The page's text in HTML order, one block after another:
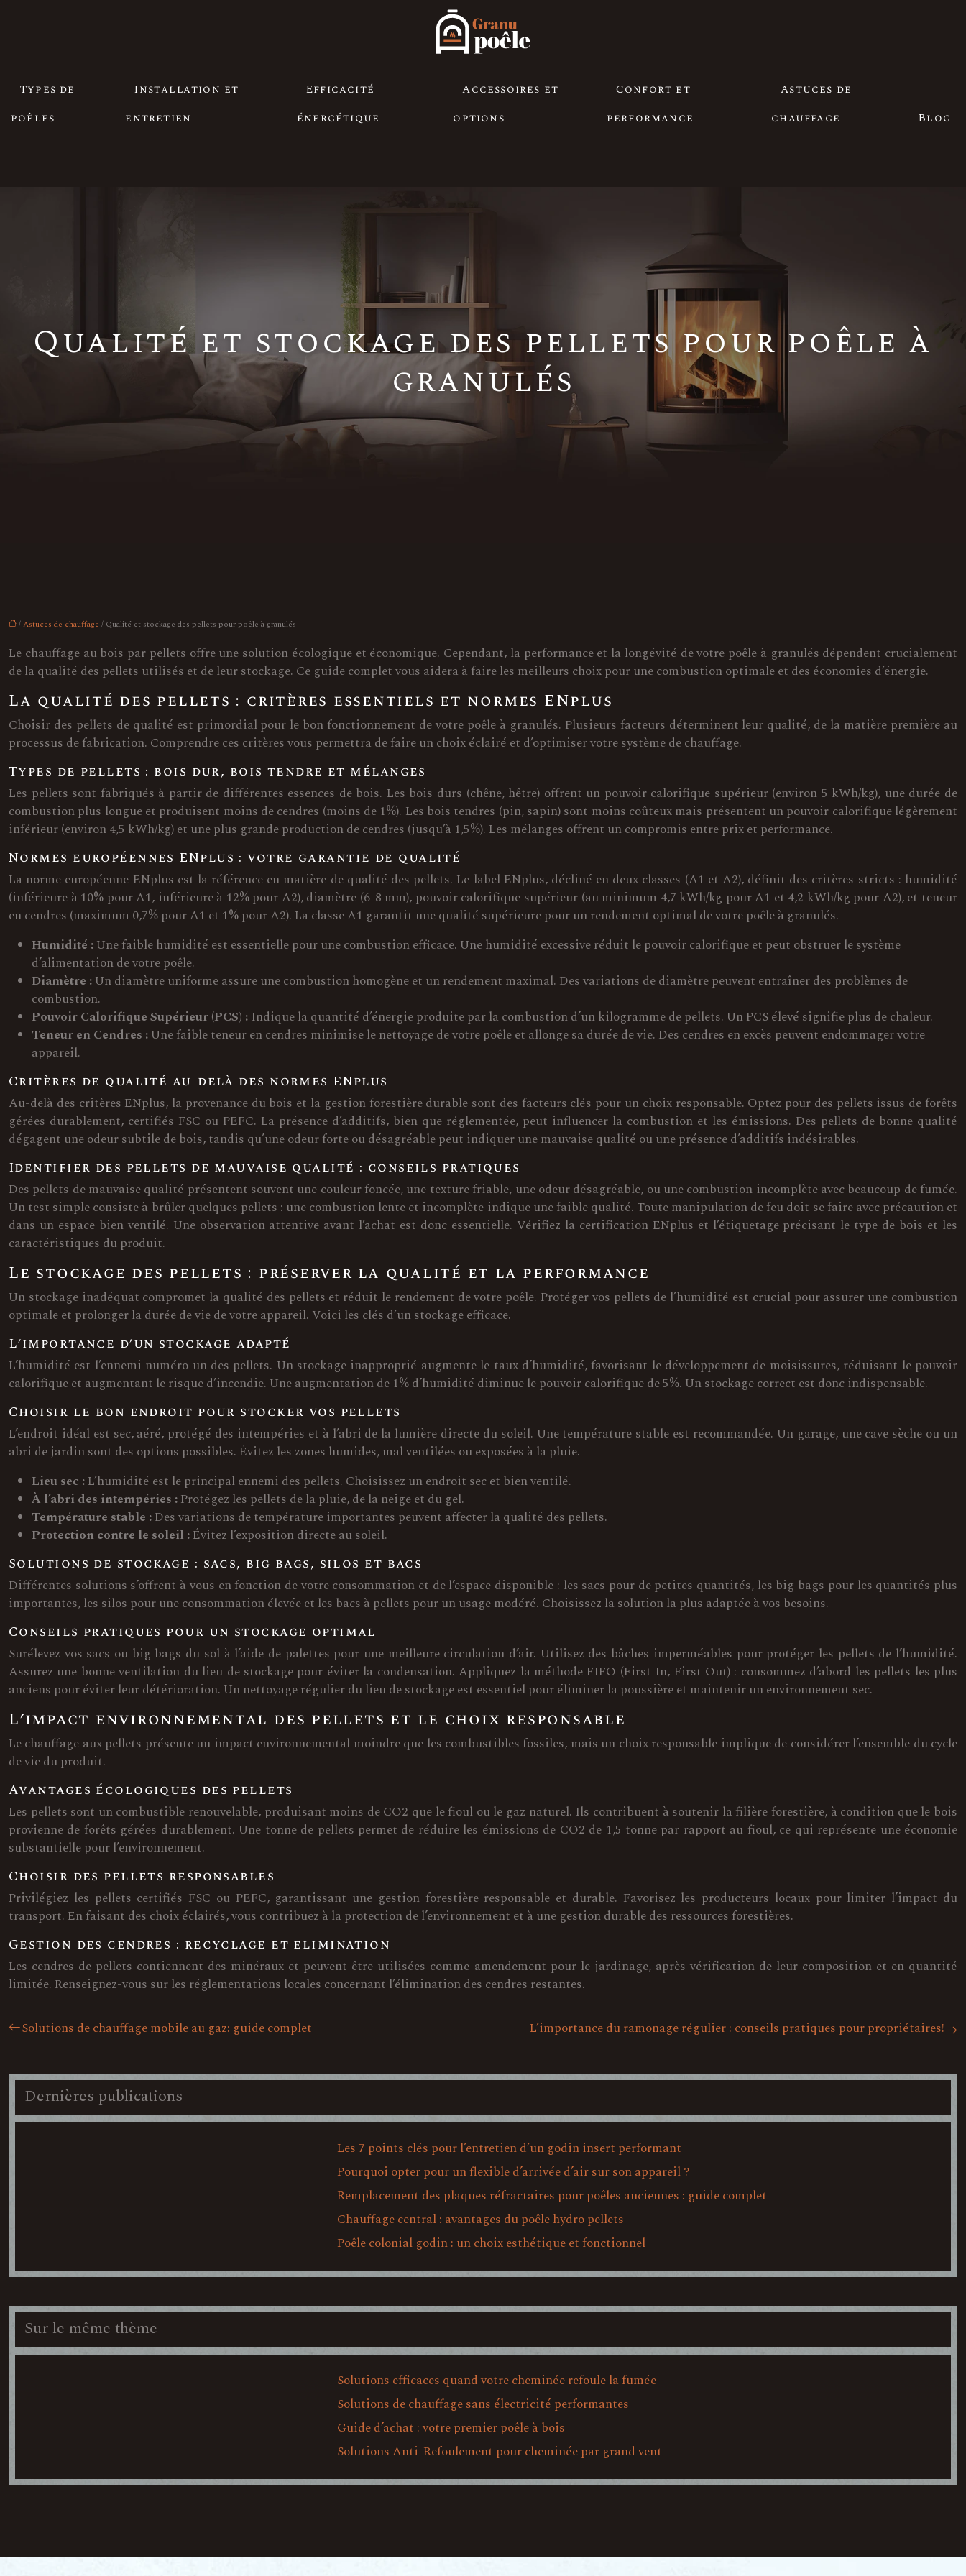
Types de
poêles
Installation et
entretien
Efficacité
énergétique
Accessoires et
options
Confort et
performance
Astuces de
chauffage
Blog
Qualité et stockage des pellets pour poêle à
granulés
/Astuces de chauffage / Qualité et stockage des pellets pour poêle à granulés
Le chauffage au bois par pellets offre une solution écologique et économique. Cependant, la performance et la longévité de votre poêle à granulés dépendent crucialement
de la qualité des pellets utilisés et de leur stockage. Ce guide complet vous aidera à faire les meilleurs choix pour une combustion optimale et des économies d’énergie.
La qualité des pellets : critères essentiels et normes ENplus
Choisir des pellets de qualité est primordial pour le bon fonctionnement de votre poêle à granulés. Plusieurs facteurs déterminent leur qualité, de la matière première au
processus de fabrication. Comprendre ces critères vous permettra de faire un choix éclairé et d’optimiser votre système de chauffage.
Types de pellets : bois dur, bois tendre et mélanges
Les pellets sont fabriqués à partir de différentes essences de bois. Les bois durs (chêne, hêtre) offrent un pouvoir calorifique supérieur (environ 5 kWh/kg), une durée de
combustion plus longue et produisent moins de cendres (moins de 1%). Les bois tendres (pin, sapin) sont moins coûteux mais présentent un pouvoir calorifique légèrement
inférieur (environ 4,5 kWh/kg) et une plus grande production de cendres (jusqu’à 1,5%). Les mélanges offrent un compromis entre prix et performance.
Normes européennes ENplus : votre garantie de qualité
La norme européenne ENplus est la référence en matière de qualité des pellets. Le label ENplus, décliné en deux classes (A1 et A2), définit des critères stricts : humidité
(inférieure à 10% pour A1, inférieure à 12% pour A2), diamètre (6-8 mm), pouvoir calorifique supérieur (au minimum 4,7 kWh/kg pour A1 et 4,2 kWh/kg pour A2), et teneur
en cendres (maximum 0,7% pour A1 et 1% pour A2). La classe A1 garantit une qualité supérieure pour un rendement optimal de votre poêle à granulés.
Humidité :Une faible humidité est essentielle pour une combustion efficace. Une humidité excessive réduit le pouvoir calorifique et peut obstruer le système
d’alimentation de votre poêle.
Diamètre :Un diamètre uniforme assure une combustion homogène et un rendement maximal. Des variations de diamètre peuvent entraîner des problèmes de
combustion.
Pouvoir Calorifique Supérieur (PCS) : Indique la quantité d’énergie produite par la combustion d’un kilogramme de pellets. Un PCS élevé signifie plus de chaleur.
Teneur en Cendres :Une faible teneur en cendres minimise le nettoyage de votre poêle et allonge sa durée de vie. Des cendres en excès peuvent endommager votre
appareil.
Critères de qualité au-delà des normes ENplus
Au-delà des critères ENplus, la provenance du bois et la gestion forestière durable sont des facteurs clés pour un choix responsable. Optez pour des pellets issus de forêts
gérées durablement, certifiés FSC ou PEFC. La présence d’additifs, bien que réglementée, peut influencer la combustion et les émissions. Des pellets de bonne qualité
dégagent une odeur subtile de bois, tandis qu’une odeur forte ou désagréable peut indiquer une mauvaise qualité ou une présence d’additifs indésirables.
Identifier des pellets de mauvaise qualité : conseils pratiques
Des pellets de mauvaise qualité présentent souvent une couleur foncée, une texture friable, une odeur désagréable, ou une combustion incomplète avec beaucoup de fumée.
Un test simple consiste à brûler quelques pellets : une combustion lente et incomplète indique une faible qualité. Toute manipulation de feu doit se faire avec précaution et
dans un espace bien ventilé. Une observation attentive avant l’achat est donc essentielle. Vérifiez la certification ENplus et l’étiquetage précisant le type de bois et les
caractéristiques du produit.
Le stockage des pellets : préserver la qualité et la performance
Un stockage inadéquat compromet la qualité des pellets et réduit le rendement de votre poêle. Protéger vos pellets de l’humidité est crucial pour assurer une combustion
optimale et prolonger la durée de vie de votre appareil. Voici les clés d’un stockage efficace.
L’importance d’un stockage adapté
L’humidité est l’ennemi numéro un des pellets. Un stockage inapproprié augmente le taux d’humidité, favorisant le développement de moisissures, réduisant le pouvoir
calorifique et augmentant le risque d’incendie. Une augmentation de 1% d’humidité diminue le pouvoir calorifique de 5%. Un stockage correct est donc indispensable.
Choisir le bon endroit pour stocker vos pellets
L’endroit idéal est sec, aéré, protégé des intempéries et à l’abri de la lumière directe du soleil. Une température stable est recommandée. Un garage, une cave sèche ou un
abri de jardin sont des options possibles. Évitez les zones humides, mal ventilées ou exposées à la pluie.
Lieu sec :L’humidité est le principal ennemi des pellets. Choisissez un endroit sec et bien ventilé.
À l’abri des intempéries :Protégez les pellets de la pluie, de la neige et du gel.
Température stable :Des variations de température importantes peuvent affecter la qualité des pellets.
Protection contre le soleil :Évitez l’exposition directe au soleil.
Solutions de stockage : sacs, big bags, silos et bacs
Différentes solutions s’offrent à vous en fonction de votre consommation et de l’espace disponible : les sacs pour de petites quantités, les big bags pour les quantités plus
importantes, les silos pour une consommation élevée et les bacs à pellets pour un usage modéré. Choisissez la solution la plus adaptée à vos besoins.
Conseils pratiques pour un stockage optimal
Surélevez vos sacs ou big bags du sol à l’aide de palettes pour une meilleure circulation d’air. Utilisez des bâches imperméables pour protéger les pellets de l’humidité.
Assurez une bonne ventilation du lieu de stockage pour éviter la condensation. Appliquez la méthode FIFO (First In, First Out) : consommez d’abord les pellets les plus
anciens pour éviter leur détérioration. Un nettoyage régulier du lieu de stockage est essentiel pour éliminer la poussière et maintenir un environnement sec.
L’impact environnemental des pellets et le choix responsable
Le chauffage aux pellets présente un impact environnemental moindre que les combustibles fossiles, mais un choix responsable implique de considérer l’ensemble du cycle
de vie du produit.
Avantages écologiques des pellets
Les pellets sont un combustible renouvelable, produisant moins de CO2 que le fioul ou le gaz naturel. Ils contribuent à soutenir la filière forestière, à condition que le bois
provienne de forêts gérées durablement. Une tonne de pellets permet de réduire les émissions de CO2 de 1,5 tonne par rapport au fioul, ce qui représente une économie
substantielle pour l’environnement.
Choisir des pellets responsables
Privilégiez les pellets certifiés FSC ou PEFC, garantissant une gestion forestière responsable et durable. Favorisez les producteurs locaux pour limiter l’impact du
transport. En faisant des choix éclairés, vous contribuez à la protection de l’environnement et à une gestion durable des ressources forestières.
Gestion des cendres : recyclage et elimination
Les cendres de pellets contiennent des minéraux et peuvent être utilisées comme amendement pour le jardinage, après vérification de leur composition et en quantité
limitée. Renseignez-vous sur les réglementations locales concernant l’élimination des cendres restantes.
Solutions de chauffage mobile au gaz: guide complet L’importance du ramonage régulier : conseils pratiques pour propriétaires!
Dernières publications
Les 7 points clés pour l’entretien d’un godin insert performant
Pourquoi opter pour un flexible d’arrivée d’air sur son appareil ?
Remplacement des plaques réfractaires pour poêles anciennes : guide complet
Chauffage central : avantages du poêle hydro pellets
Poêle colonial godin : un choix esthétique et fonctionnel
Sur le même thème
Solutions efficaces quand votre cheminée refoule la fumée
Solutions de chauffage sans électricité performantes
Guide d’achat : votre premier poêle à bois
Solutions Anti-Refoulement pour cheminée par grand vent